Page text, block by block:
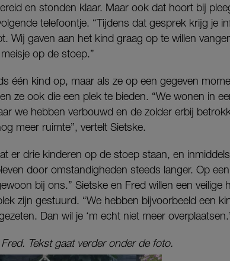
en stonden klaar. Maar ook dat hoort bij
telefoontje. “Tijdens dat gesprek krijg je
Wij gaven aan het kind graag op te willen
op de stoep.”
één kind op, maar als ze op een gegeven
ze ook die een plek te bieden. “We wonen in
we hebben verbouwd en de zolder erbij
meer ruimte”, vertelt Sietske.
er drie kinderen op de stoep staan, en
door omstandigheden steeds langer. Op
bij ons.” Sietske en Fred willen een veilige
zijn gestuurd. “We hebben bijvoorbeeld een
Dan wil je ‘m echt niet meer
Tekst gaat verder onder de foto.